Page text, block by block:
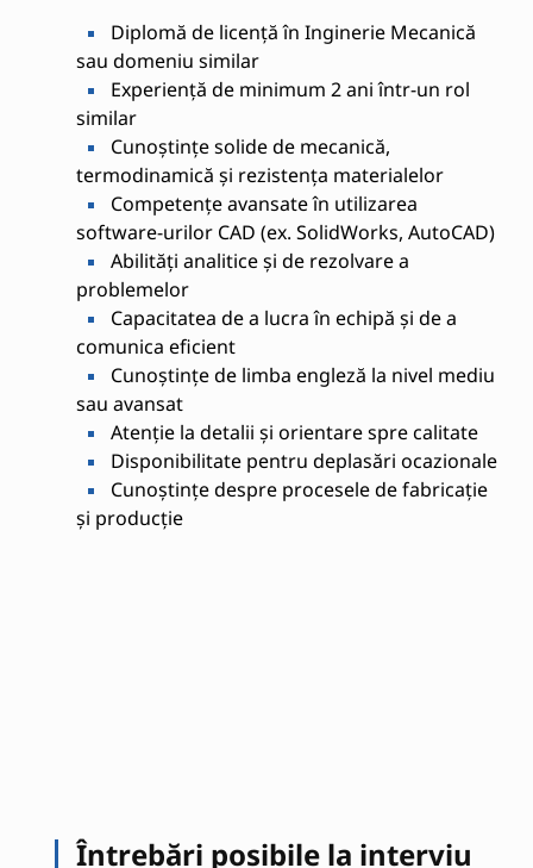
Diplomă de licență în Inginerie Mecanică
sau domeniu similar
Experiență de minimum 2 ani într-un rol
similar
Cunoștințe solide de mecanică,
termodinamică și rezistența materialelor
Competențe avansate în utilizarea
software-urilor CAD (ex. SolidWorks, AutoCAD)
Abilități analitice și de rezolvare a
problemelor
Capacitatea de a lucra în echipă și de a
comunica eficient
Cunoștințe de limba engleză la nivel mediu
sau avansat
Atenție la detalii și orientare spre calitate
Disponibilitate pentru deplasări ocazionale
Cunoștințe despre procesele de fabricație
și producție
Întrebări posibile la interviu